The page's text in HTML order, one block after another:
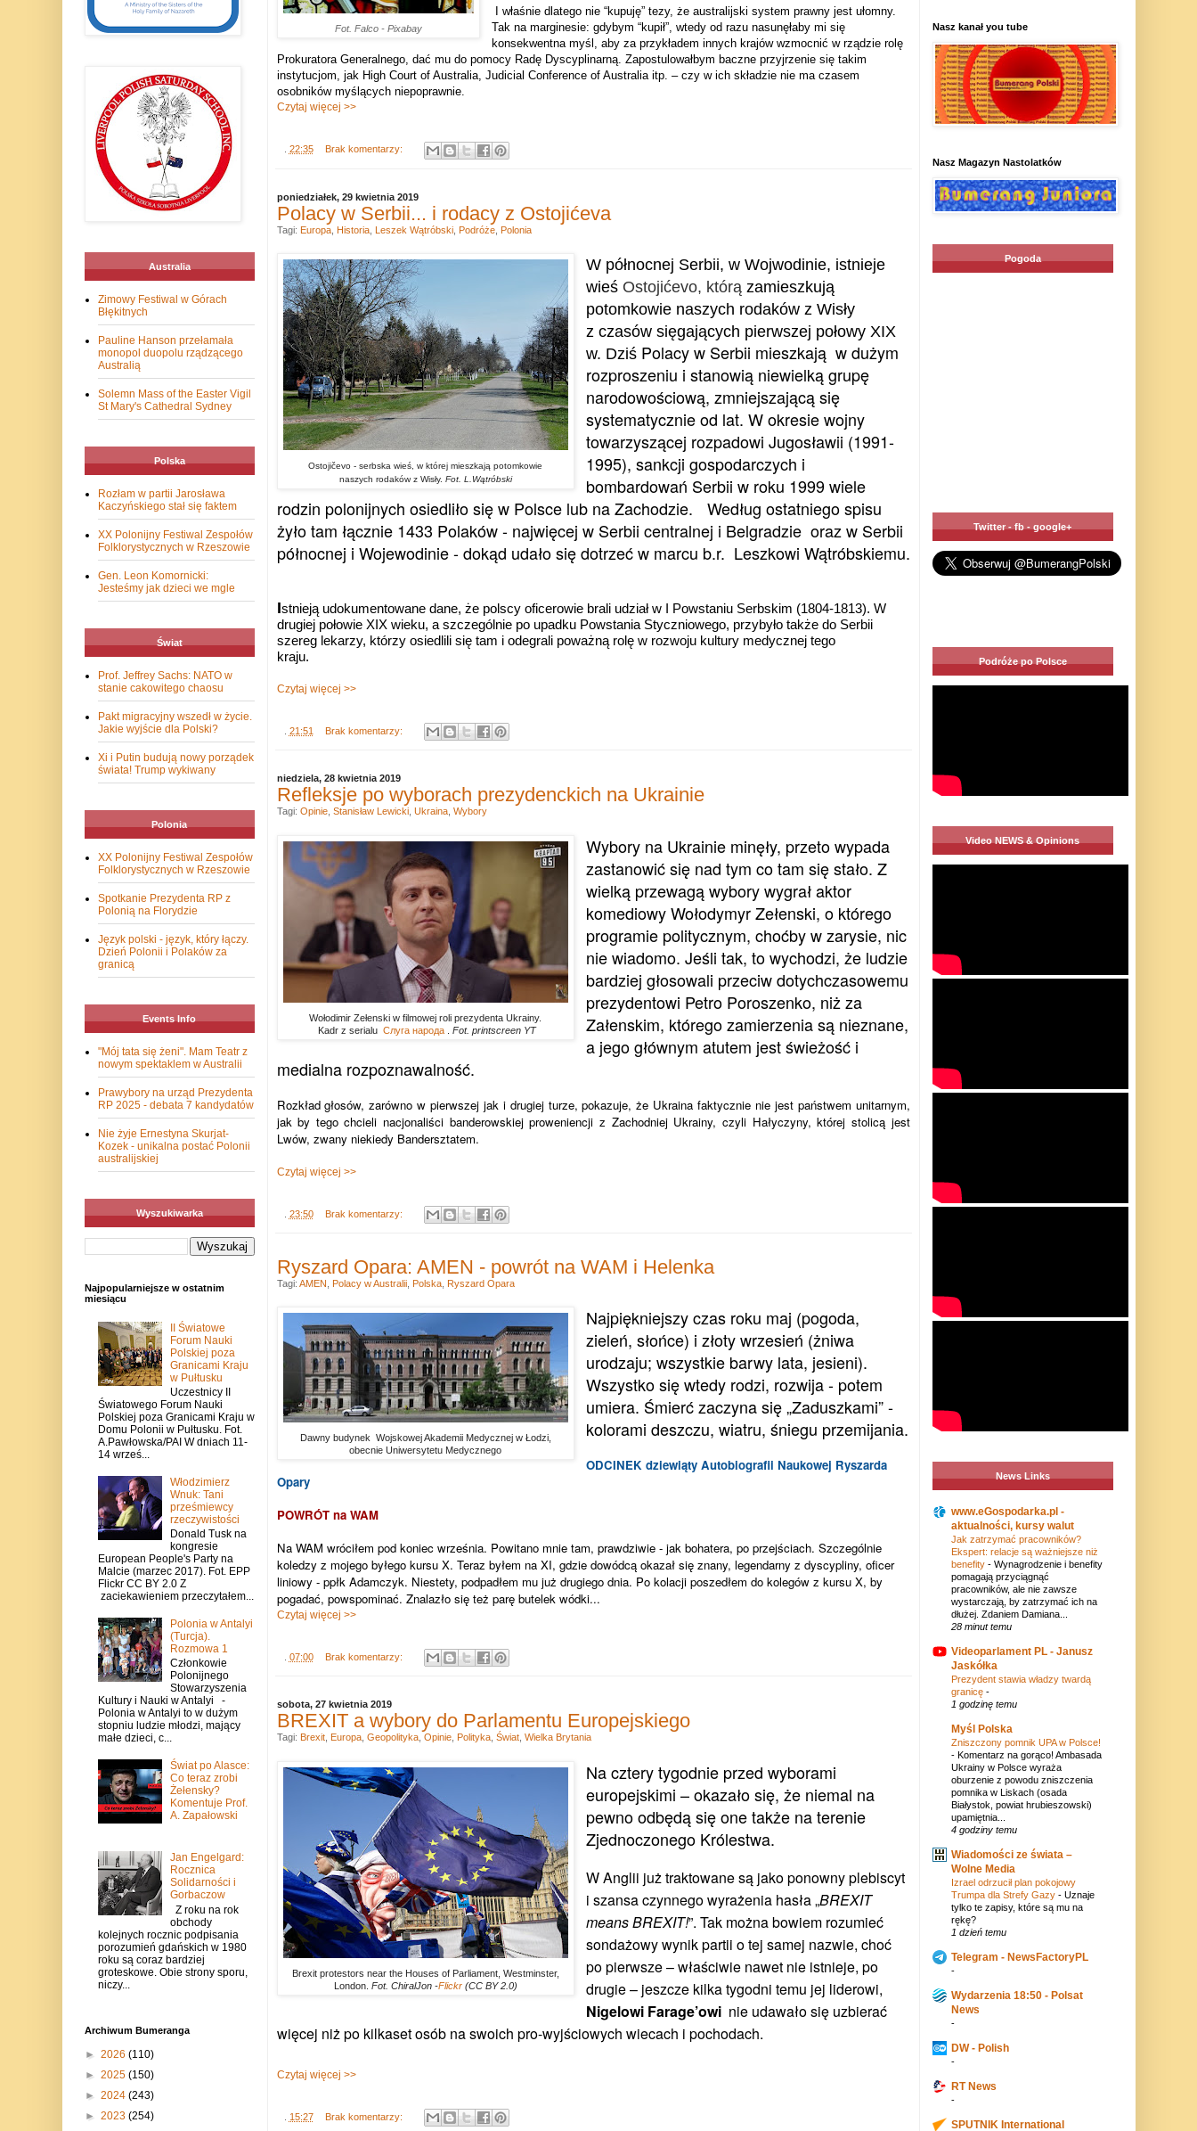
Fot. Falco - Pixabay
I właśnie dlatego nie “kupuję” tezy, że australijski system prawny jest ułomny.
Tak na marginesie: gdybym “kupił”, wtedy od razu nasunęłaby mi się
konsekwentna myśl, aby za przykładem innych krajów wzmocnić w rządzie rolę
Prokuratora Generalnego, dać mu do pomocy Radę Dyscyplinarną. Zapostulowałbym baczne przyjrzenie się takim
instytucjom, jak High Court of Australia, Judicial Conference of Australia itp. – czy w ich składzie nie ma czasem
osobników myślących niepoprawnie.
Czytaj więcej >>
. 22:35 Brak komentarzy:
poniedziałek, 29 kwietnia 2019
Polacy w Serbii... i rodacy z Ostojićeva
Ostojičevo - serbska wieś, w której mieszkają potomkowie
naszych rodaków z Wisły. Fot. L.Wątróbski
W północnej Serbii, w Wojwodinie, istnieje
wieś Ostojićevo, którą zamieszkują
potomkowie naszych rodaków z Wisły
z czasów sięgających pierwszej połowy XIX
w. Dziś Polacy w Serbii mieszkają w dużym
rozproszeniu i stanowią niewielką grupę
narodowościową, zmniejszającą się
systematycznie od lat. W okresie wojny
towarzyszącej rozpadowi Jugosławii (1991-
1995), sankcji gospodarczych i
bombardowań Serbii w roku 1999 wiele
rodzin polonijnych osiedliło się w Polsce lub na Zachodzie.
Według ostatniego spisu
żyło tam łącznie 1433 Polaków - najwięcej w Serbii centralnej i Belgradzie oraz w Serbii
północnej i Wojewodinie - dokąd udało się dotrzeć w marcu b.r. Leszkowi Wątróbskiemu.
Istnieją udokumentowane dane, że polscy oficerowie brali udział w I Powstaniu Serbskim (1804-1813). W
drugiej połowie XIX wieku, a szczególnie po upadku Powstania Styczniowego, przybyło także do Serbii
szereg lekarzy, którzy osiedlili się tam i odegrali poważną rolę w rozwoju kultury medycznej tego
kraju.
Czytaj więcej >>
21:51 Brak komentarzy:
Tagi: Europa, Historia, Leszek Wątróbski, Podróże, Polonia
niedziela, 28 kwietnia 2019
Refleksje po wyborach prezydenckich na Ukrainie
Wołodimir Zełenski w filmowej roli prezydenta Ukrainy.
Kadr z serialu Слуга народа. Fot. printscreen YT
Wybory na Ukrainie minęły, przeto wypada
zastanowić się nad tym co tam się stało. Z
wielką przewagą wybory wygrał aktor
komediowy Wołodymyr Zełenski, o którego
programie politycznym, choćby w zarysie, nic
nie wiadomo. Jeśli tak, to wychodzi, że ludzie
bardziej głosowali przeciw dotychczasowemu
prezydentowi Petro Poroszenko, niż za
Załenskim, którego zamierzenia są nieznane,
a jego głównym atutem jest świeżość i
medialna rozpoznawalność.
Rozkład głosów, zarówno w pierwszej jak i drugiej turze, pokazuje, że Ukraina faktycznie nie jest państwem unitarnym,
jak by tego chcieli nacjonaliści banderowskiej proweniencji z Zachodniej Ukrainy, czyli Hałyczyny, której stolicą jest
Lwów, zwany niekiedy Bandersztatem.
Czytaj więcej >>
23:50 Brak komentarzy:
Tagi: Opinie, Stanisław Lewicki, Ukraina, Wybory
Ryszard Opara: AMEN - powrót na WAM i Helenka
Dawny budynek Wojskowej Akademii Medycznej w Łodzi,
obecnie Uniwersytetu Medycznego
Najpiękniejszy czas roku maj (pogoda,
zieleń, słońce) i złoty wrzesień (żniwa
urodzaju; wszystkie barwy lata, jesieni).
Wszystko się wtedy rodzi, rozwija - potem
umiera. Śmierć zaczyna się „Zaduszkami” -
kolorami deszczu, wiatru, śniegu przemijania.
ODCINEK dziewiąty Autobiografii Naukowej Ryszarda
Opary
POWRÓT na WAM
Na WAM wróciłem pod koniec września. Powitano mnie tam, prawdziwie - jak bohatera, po przejściach. Szczególnie
koledzy z mojego byłego kursu X. Teraz byłem na XI, gdzie dowódcą okazał się znany, legendarny z dyscypliny, oficer
liniowy - ppłk Adamczyk. Niestety, podpadłem mu już drugiego dnia. Po kolacji poszedłem do kolegów z kursu X, by
pogadać, powspominać. Znalazło się też parę butelek wódki...
Czytaj więcej >>
07:00 Brak komentarzy:
Tagi: AMEN Polacy w Australii, Polska, Ryszard Opara
sobota, 27 kwietnia 2019
BREXIT a wybory do Parlamentu Europejskiego
Brexit protestors near the Houses of Parliament, Westminster,
London. Fot. ChiralJon -Flickr(CC BY 2.0)
Na cztery tygodnie przed wyborami
europejskimi – okazało się, że niemal na
pewno odbędą się one także na terenie
Zjednoczonego Królestwa.
W Anglii już traktowane są jako ponowny plebiscyt
i szansa czynnego wyrażenia hasła „BREXIT
means BREXIT!”. Tak można bowiem rozumieć
sondażowy wynik partii o tej samej nazwie, choć
po pierwsze – właściwie nawet nie istnieje, po
drugie – jeszcze kilka tygodni temu jej liderowi,
Nigelowi Farage’owinie udawało się uzbierać
więcej niż po kilkaset osób na swoich pro-wyjściowych wiecach i pochodach.
Czytaj więcej >>
15:27 Brak komentarzy:
Tagi: Brexit, Europa, Geopolityka, Opinie, Polityka, Świat, Wielka Brytania
Australia
Zimowy Festiwal w Górach
Błękitnych
Pauline Hanson przełamała
monopol duopolu rządzącego
Australią
Solemn Mass of the Easter Vigil
St Mary's Cathedral Sydney
Polska
Rozłam w partii Jarosława
Kaczyńskiego stał się faktem
XX Polonijny Festiwal Zespołów
Folklorystycznych w Rzeszowie
Gen. Leon Komornicki:
Jesteśmy jak dzieci we mgle
Świat
Prof. Jeffrey Sachs: NATO w
stanie cakowitego chaosu
Pakt migracyjny wszedł w życie.
Jakie wyjście dla Polski?
Xi i Putin budują nowy porządek
świata! Trump wykiwany
Polonia
XX Polonijny Festiwal Zespołów
Folklorystycznych w Rzeszowie
Spotkanie Prezydenta RP z
Polonią na Florydzie
Język polski - język, który łączy.
Dzień Polonii i Polaków za
granicą
Events Info
"Mój tata się żeni". Mam Teatr z
nowym spektaklem w Australii
Prawybory na urząd Prezydenta
RP 2025 - debata 7 kandydatów
Nie żyje Ernestyna Skurjat-
Kozek - unikalna postać Polonii
australijskiej
Wyszukiwarka
Najpopularniejsze w ostatnim
miesiącu
II Światowe
Forum Nauki
Polskiej poza
Granicami Kraju
w Pułtusku
Uczestnicy II
Światowego Forum Nauki
Polskiej poza Granicami Kraju w
Domu Polonii w Pułtusku. Fot.
A.Pawłowska/PAI W dniach 11-
14 wrześ...
Włodzimierz
Wnuk: Tani
prześmiewcy
rzeczywistości
Donald Tusk na
kongresie
European People's Party na
Malcie (marzec 2017). Fot. EPP
Flickr CC BY 2.0 Z
zaciekawieniem przeczytałem...
Polonia w Antalyi
(Turcja).
Rozmowa 1
Członkowie
Polonijnego
Stowarzyszenia
Kultury i Nauki w Antalyi -
Polonia w Antalyi to w dużym
stopniu ludzie młodzi, mający
małe dzieci, c...
Świat po Alasce:
Co teraz zrobi
Żełensky?
Komentuje Prof.
A. Zapałowski
Jan Engelgard:
Rocznica
Solidarności i
Gorbaczow
Z roku na rok
obchody
kolejnych rocznic podpisania
porozumień gdańskich w 1980
roku są coraz bardziej
groteskowe. Obie strony sporu,
niczy...
Archiwum Bumeranga
► 2026 (110)
► 2025 (150)
► 2024 (243)
► 2023 (254)
Nasz kanał you tube
Nasz Magazyn Nastolatków
Pogoda
Twitter - fb - google+
Podróże po Polsce
Video NEWS & Opinions
News Links
www.eGospodarka.pl -
aktualności, kursy walut
Jak zatrzymać pracowników?
Ekspert: relacje są ważniejsze niż
benefity - Wynagrodzenie i benefity
pomagają przyciągnąć
pracowników, ale nie zawsze
wystarczają, by zatrzymać ich na
dłużej. Zdaniem Damiana...
28 minut temu
Videoparlament PL - Janusz
Jaskółka
Prezydent stawia władzy twardą
granicę -
1 godzinę temu
Myśl Polska
Zniszczony pomnik UPA w Polsce!
- Komentarz na gorąco! Ambasada
Ukrainy w Polsce wyraża
oburzenie z powodu zniszczenia
pomnika w Liskach (osada
Białystok, powiat hrubieszowski)
upamiętnia...
4 godziny temu
Wiadomości ze świata –
Wolne Media
Izrael odrzucił plan pokojowy
Trumpa dla Strefy Gazy - Uznaje
tylko te zapisy, które są mu na
rękę?
1 dzień temu
Telegram - NewsFactoryPL
-
Wydarzenia 18:50 - Polsat
News
-
DW - Polish
-
RT News
-
SPUTNIK International